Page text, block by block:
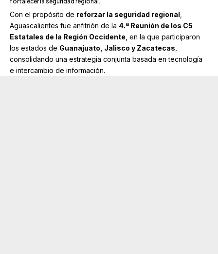
Con el propósito de reforzar la seguridad regional
Aguascalientes fue anfitrión de la 4.ª Reunión de los C5
Estatales de la Región Occidente , en la que participaron
los estados de Guanajuato, Jalisco y Zacatecas
consolidando una estrategia conjunta basada en tecnología
e intercambio de información.